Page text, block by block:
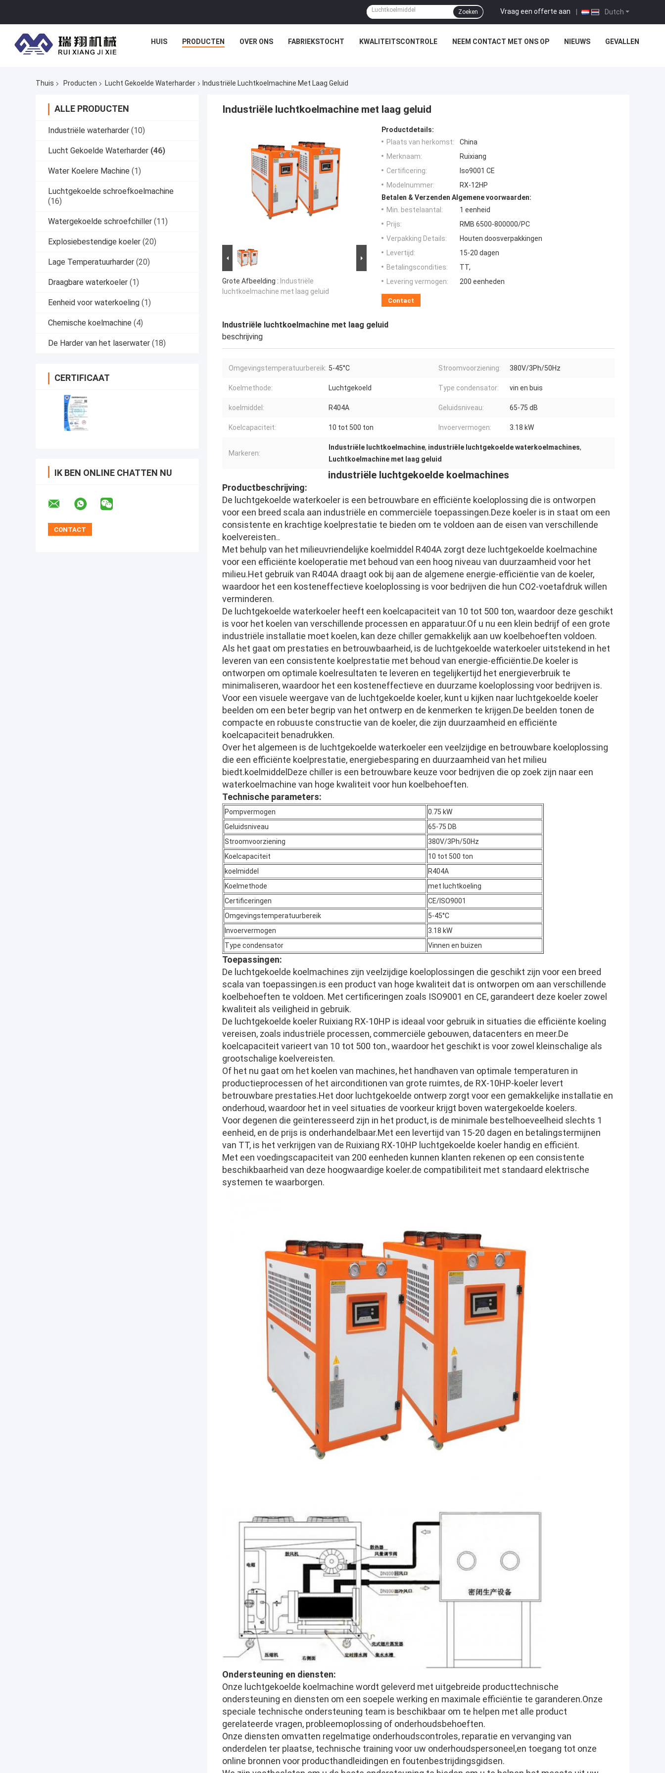
Dutch
Vraag een offerte aan |
Zoeken
HUIS PRODUCTEN OVER ONS FABRIEKSTOCHT KWALITEITSCONTROLE NEEM CONTACT MET ONS OP NIEUWS GEVALLEN
Thuis Producten Lucht Gekoelde Waterharder Industriële Luchtkoelmachine Met Laag Geluid
ALLE PRODUCTEN
Industriële waterharder (10)
Lucht Gekoelde Waterharder (46)
Water Koelere Machine (1)
Luchtgekoelde schroefkoelmachine
(16)
Watergekoelde schroefchiller (11)
Explosiebestendige koeler (20)
Lage Temperatuurharder (20)
Draagbare waterkoeler (1)
Eenheid voor waterkoeling (1)
Chemische koelmachine (4)
De Harder van het laserwater (18)
CERTIFICAAT
IK BEN ONLINE CHATTEN NU
Industriële luchtkoelmachine met laag geluid
Grote Afbeelding : Industriële
luchtkoelmachine met laag geluid
Productdetails:
Plaats van herkomst:
China
Merknaam:
Ruixiang
Certificering:
Iso9001 CE
Modelnummer:
RX-12HP
Betalen & Verzenden Algemene voorwaarden:
Min. bestelaantal:
1 eenheid
Prijs:
RMB 6500-800000/PC
Verpakking Details:
Houten doosverpakkingen
Levertijd:
15-20 dagen
Betalingscondities:
TT,
Levering vermogen:
200 eenheden
Contact
Industriële luchtkoelmachine met laag geluid
beschrijving
Omgevingstemperatuurbereik: 5-45°C Stroomvoorziening: 380V/3Ph/50Hz
Koelmethode: Luchtgekoeld Type condensator: vin en buis
koelmiddel: R404A Geluidsniveau: 65-75 dB
Koelcapaciteit: 10 tot 500 ton Invoervermogen: 3.18 kW
Markeren:
Industriële luchtkoelmachine, industriële luchtgekoelde waterkoelmachines,
Luchtkoelmachine met laag geluid
industriële luchtgekoelde koelmachines
Productbeschrijving:
De luchtgekoelde waterkoeler is een betrouwbare en efficiënte koeloplossing die is ontworpen
voor een breed scala aan industriële en commerciële toepassingen.Deze koeler is in staat om een
consistente en krachtige koelprestatie te bieden om te voldoen aan de eisen van verschillende
koelvereisten..
Met behulp van het milieuvriendelijke koelmiddel R404A zorgt deze luchtgekoelde koelmachine
voor een efficiënte koeloperatie met behoud van een hoog niveau van duurzaamheid voor het
milieu.Het gebruik van R404A draagt ook bij aan de algemene energie-efficiëntie van de koeler,
waardoor het een kosteneffectieve koeloplossing is voor bedrijven die hun CO2-voetafdruk willen
verminderen.
De luchtgekoelde waterkoeler heeft een koelcapaciteit van 10 tot 500 ton, waardoor deze geschikt
is voor het koelen van verschillende processen en apparatuur.Of u nu een klein bedrijf of een grote
industriële installatie moet koelen, kan deze chiller gemakkelijk aan uw koelbehoeften voldoen.
Als het gaat om prestaties en betrouwbaarheid, is de luchtgekoelde waterkoeler uitstekend in het
leveren van een consistente koelprestatie met behoud van energie-efficiëntie.De koeler is
ontworpen om optimale koelresultaten te leveren en tegelijkertijd het energieverbruik te
minimaliseren, waardoor het een kosteneffectieve en duurzame koeloplossing voor bedrijven is.
Voor een visuele weergave van de luchtgekoelde koeler, kunt u kijken naar luchtgekoelde koeler
beelden om een beter begrip van het ontwerp en de kenmerken te krijgen.De beelden tonen de
compacte en robuuste constructie van de koeler, die zijn duurzaamheid en efficiënte
koelcapaciteit benadrukken.
Over het algemeen is de luchtgekoelde waterkoeler een veelzijdige en betrouwbare koeloplossing
die een efficiënte koelprestatie, energiebesparing en duurzaamheid van het milieu
biedt.koelmiddelDeze chiller is een betrouwbare keuze voor bedrijven die op zoek zijn naar een
waterkoelmachine van hoge kwaliteit voor hun koelbehoeften.
Technische parameters:
Pompvermogen
0.75 kW
Geluidsniveau
65-75 DB
Stroomvoorziening
380V/3Ph/50Hz
Koelcapaciteit
10 tot 500 ton
koelmiddel
R404A
Koelmethode
met luchtkoeling
Certificeringen
CE/ISO9001
Omgevingstemperatuurbereik
5-45°C
Invoervermogen
3.18 kW
Type condensator
Vinnen en buizen
Toepassingen:
De luchtgekoelde koelmachines zijn veelzijdige koeloplossingen die geschikt zijn voor een breed
scala van toepassingen.is een product van hoge kwaliteit dat is ontworpen om aan verschillende
koelbehoeften te voldoen. Met certificeringen zoals ISO9001 en CE, garandeert deze koeler zowel
kwaliteit als veiligheid in gebruik.
De luchtgekoelde koeler Ruixiang RX-10HP is ideaal voor gebruik in situaties die efficiënte koeling
vereisen, zoals industriële processen, commerciële gebouwen, datacenters en meer.De
koelcapaciteit varieert van 10 tot 500 ton., waardoor het geschikt is voor zowel kleinschalige als
grootschalige koelvereisten.
Of het nu gaat om het koelen van machines, het handhaven van optimale temperaturen in
productieprocessen of het airconditionen van grote ruimtes, de RX-10HP-koeler levert
betrouwbare prestaties.Het door luchtgekoelde ontwerp zorgt voor een gemakkelijke installatie en
onderhoud, waardoor het in veel situaties de voorkeur krijgt boven watergekoelde koelers.
Voor degenen die geïnteresseerd zijn in het product, is de minimale bestelhoeveelheid slechts 1
eenheid, en de prijs is onderhandelbaar.Met een levertijd van 15-20 dagen en betalingstermijnen
van TT, is het verkrijgen van de Ruixiang RX-10HP luchtgekoelde koeler handig en efficiënt.
Met een voedingscapaciteit van 200 eenheden kunnen klanten rekenen op een consistente
beschikbaarheid van deze hoogwaardige koeler.de compatibiliteit met standaard elektrische
systemen te waarborgen.
Ondersteuning en diensten:
Onze luchtgekoelde koelmachine wordt geleverd met uitgebreide producttechnische
ondersteuning en diensten om een soepele werking en maximale efficiëntie te garanderen.Onze
speciale technische ondersteuning team is beschikbaar om te helpen met alle product
gerelateerde vragen, probleemoplossing of onderhoudsbehoeften.
Onze diensten omvatten regelmatige onderhoudscontroles, reparatie en vervanging van
onderdelen ter plaatse, technische training voor uw onderhoudspersoneel,en toegang tot onze
online bronnen voor producthandleidingen en foutenbestrijdingsgidsen.